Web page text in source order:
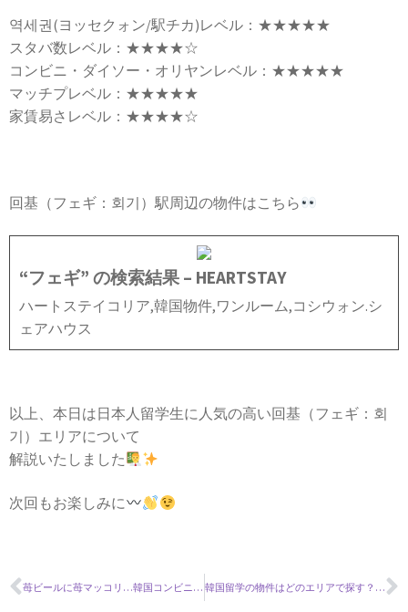
역세권(ヨッセクォン/駅チカ)レベル：★★★★★
スタバ数レベル：★★★★☆
コンビニ・ダイソー・オリヤンレベル：★★★★★
マッチプレベル：★★★★★
家賃易さレベル：★★★★☆
回基（フェギ：회기）駅周辺の物件はこちら
“フェギ” の検索結果 – HEARTSTAY
ハートステイコリア,韓国物件,ワンルーム,コシウォン.シ
ェアハウス
以上、本日は日本人留学生に人気の高い回基（フェギ：회
기）エリアについて
解説いたしました
次回もお楽しみに
苺ビールに苺マッコリ…韓国コンビニのかわいい春の新商品！ 韓国留学の物件はどのエリアで探す？韓国ソウルエリアガイド〜ヨイド〜